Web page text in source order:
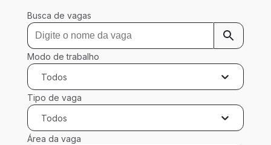
Busca de vagas
Modo de trabalho
Todos
Tipo de vaga
Todos
Área da vaga